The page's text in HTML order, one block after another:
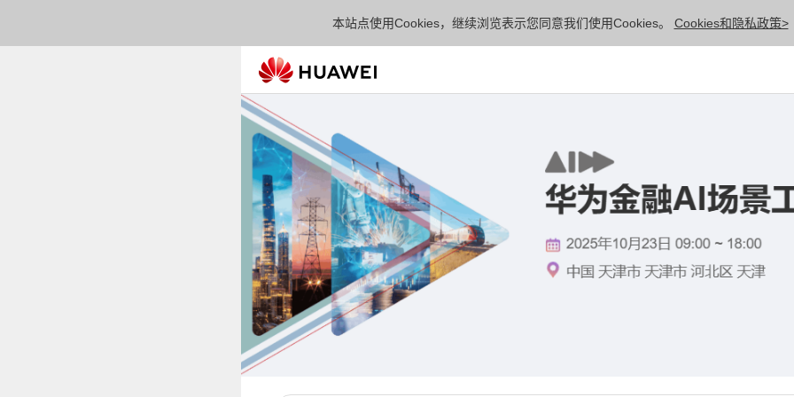
本站点使用Cookies，继续浏览表示您同意我们使用Cookies。 Cookies和隐私政策>